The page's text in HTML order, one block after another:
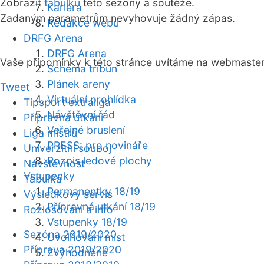
Kariéra
Redakce webu
DRFG Arena
DRFG Arena
Schéma tribun
Plánek areny
Virtuální prohlídka
Návštěvní řád
Veřejné bruslení
PRESS: pro novináře
Rozpis ledové plochy
Vstupenky
Permanentky 18/19
Přípravná utkání 18/19
Vstupenky 18/19
Uvolňování míst
Zvýhodněné
Zobrazit tabulku této sezóny a soutěže.
Zadaným parametrům nevyhovuje žádný zápas.
Vaše připomínky k této stránce uvítáme na webmaster
Tweet
Tipsport extraliga
Přípravná utkání
Liga mistrů
Univerzitní souboj
Návštěvnost
Tabulka
Výsledkový servis
Rozlosování a info
Sezóna 2019/2020
Příprava 2019/2020